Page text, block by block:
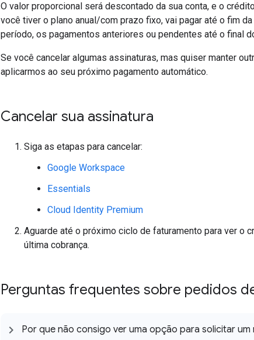
O valor proporcional será descontado da sua conta, e o
você tiver o plano anual/com prazo fixo, vai pagar até o fim
período, os pagamentos anteriores ou pendentes até o final
Se você cancelar algumas assinaturas, mas quiser manter
aplicarmos ao seu próximo pagamento automático.
Cancelar sua assinatura
Siga as etapas para cancelar:
Google Workspace
Essentials
Cloud Identity Premium
Aguarde até o próximo ciclo de faturamento para ver o
última cobrança.
Perguntas frequentes sobre pedidos
Por que não consigo ver uma opção para solicitar um